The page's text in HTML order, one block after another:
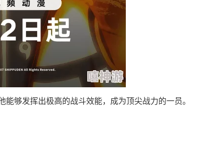
够发挥出极高的战斗效能，成为顶尖战力的一员。